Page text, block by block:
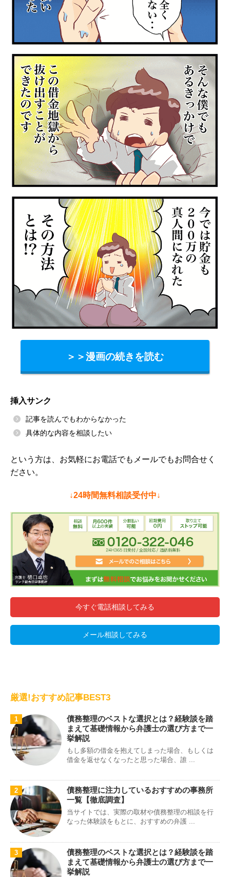
＞＞漫画の続きを読む
挿入サンク
記事を読んでもわからなかった
具体的な内容を相談したい
という方は、お気軽にお電話でもメールでもお問合せく
ださい。
↓24時間無料相談受付中↓
今すぐ電話相談してみる
メール相談してみる
厳選!おすすめ記事BEST3
1
債務整理のベストな選択とは？経験談を踏
まえて基礎情報から弁護士の選び方まで一
挙解説
もし多額の借金を抱えてしまった場合、もしくは
借金を返せなくなったと思った場合、誰 ...
2
債務整理に注力しているおすすめの事務所
一覧【徹底調査】
当サイトでは、実際の取材や債務整理の相談を行
なった体験談をもとに、おすすめの弁護 ...
3
債務整理のベストな選択とは？経験談を踏
まえて基礎情報から弁護士の選び方まで一
挙解説